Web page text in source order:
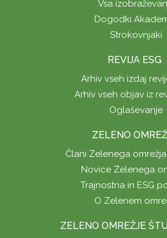
Vsa
Dogodki
Strokovnjaki
REVIJA ESG
Arhiv vseh izdaj
Arhiv vseh objav iz
Oglaševanje
ZELENO
Člani Zelenega
Novice Zelenega
Trajnostna in ESG
O Zelenem
ZELENO OMREŽJE